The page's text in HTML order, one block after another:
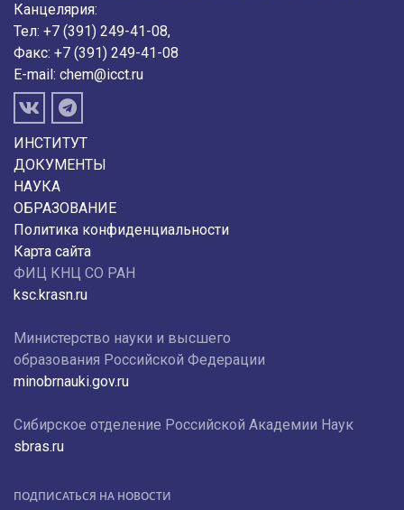
Канцелярия:
Тел: +7 (391) 249-41-08,
Факс: +7 (391) 249-41-08
E-mail: chem@icct.ru
ИНСТИТУТ
ДОКУМЕНТЫ
НАУКА
ОБРАЗОВАНИЕ
Политика конфиденциальности
Карта сайта
ФИЦ КНЦ СО РАН
ksc.krasn.ru
Министерство науки и высшего
образования Российской Федерации
minobrnauki.gov.ru
Сибирское отделение Российской Академии Наук
sbras.ru
ПОДПИСАТЬСЯ НА НОВОСТИ